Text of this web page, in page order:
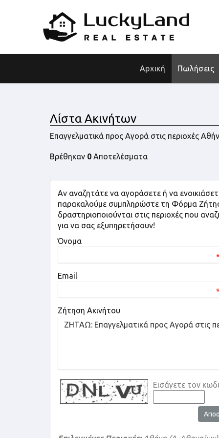
Αρχική Πωλήσεις
Λίστα Ακινήτων
Επαγγελματικά προς Αγορά στις περιοχές
Βρέθηκαν 0 Αποτελέσματα
Αν αναζητάτε να αγοράσετε ή να
παρακαλούμε συμπληρώστε τη Φόρμα
δραστηριοποιούνται στις περιοχές που
για να σας εξυπηρετήσουν!
Όνομα
*
Email
*
Ζήτηση Ακινήτου
Εισάγετε τον